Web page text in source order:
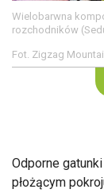
Wielobarwna
rozchodników
Fot. Zigzag
Odporne
płożącym